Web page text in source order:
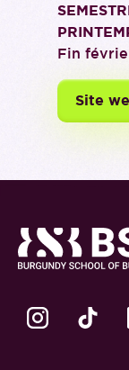
Fin
Site